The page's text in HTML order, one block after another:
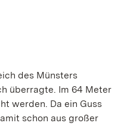
des Münsters
überragte. Im 64 Meter
werden. Da ein Guss
schon aus großer